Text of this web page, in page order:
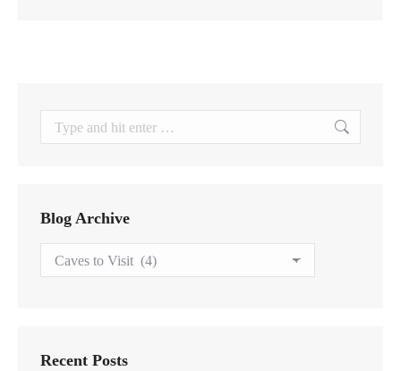
Search:
Blog Archive
Blog
Archive
Recent Posts